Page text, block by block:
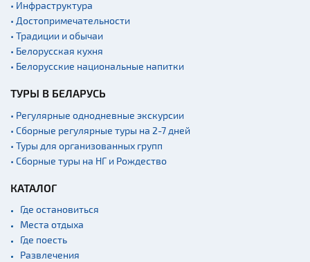
Квесты
Новости
Спортинг-клубы и тиры
Ратуши
Родовые усадьбы
Садово-парковая
Памятники
Памятники известным
Монастыри
Костелы
• Инфраструктура
• Достопримечательности
• Традиции и обычаи
• Белорусская кухня
• Белорусские национальные напитки
ТУРЫ В БЕЛАРУСЬ
• Регулярные однодневные экскурсии
• Сборные регулярные туры на 2-7 дней
• Туры для организованных групп
• Сборные туры на НГ и Рождество
КАТАЛОГ
Где остановиться
Места отдыха
Где поесть
Развлечения